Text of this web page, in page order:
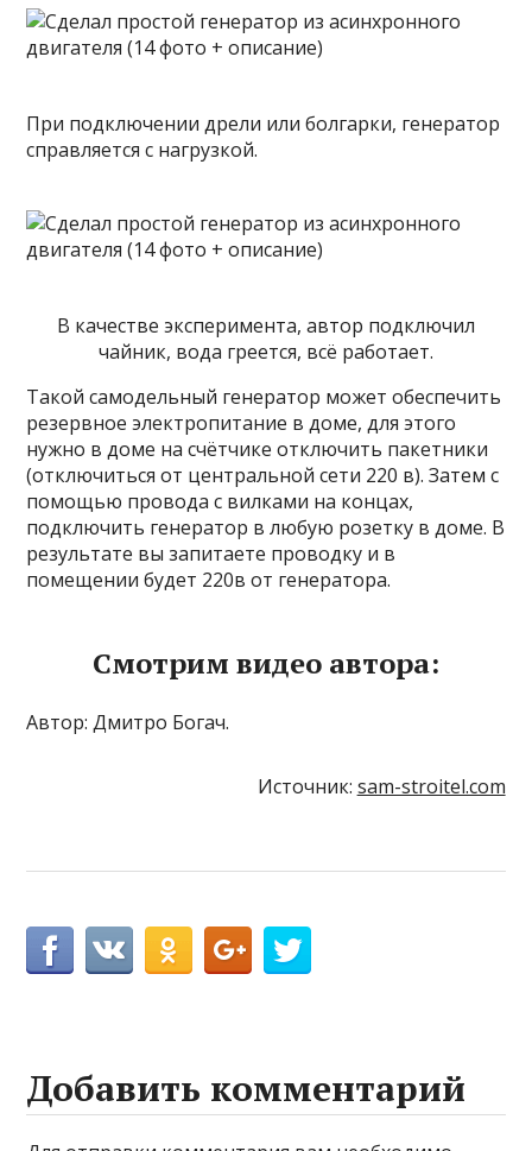
При подключении дрели или болгарки, генератор
справляется с нагрузкой.
В качестве эксперимента, автор подключил
чайник, вода греется, всё работает.
Такой самодельный генератор может обеспечить
резервное электропитание в доме, для этого
нужно в доме на счётчике отключить пакетники
(отключиться от центральной сети 220 в). Затем с
помощью провода с вилками на концах,
подключить генератор в любую розетку в доме. В
результате вы запитаете проводку и в
помещении будет 220в от генератора.
Смотрим видео автора:
Автор: Дмитро Богач.
Источник: sam-stroitel.com
Добавить комментарий